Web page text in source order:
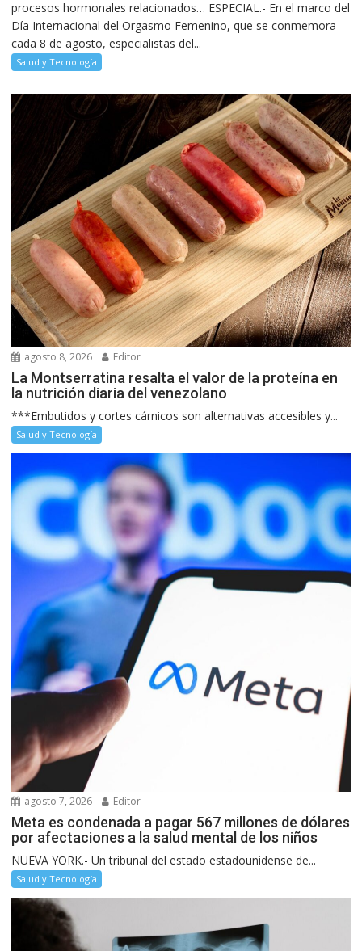
procesos hormonales relacionados… ESPECIAL.- En el marco del
Día Internacional del Orgasmo Femenino, que se conmemora
cada 8 de agosto, especialistas del...
Salud y Tecnología
agosto 8, 2026 Editor
La Montserratina resalta el valor de la proteína en
la nutrición diaria del venezolano
***Embutidos y cortes cárnicos son alternativas accesibles y...
Salud y Tecnología
agosto 7, 2026 Editor
Meta es condenada a pagar 567 millones de dólares
por afectaciones a la salud mental de los niños
NUEVA YORK.- Un tribunal del estado estadounidense de...
Salud y Tecnología